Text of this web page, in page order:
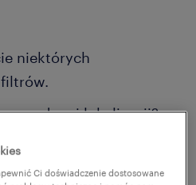
niektórych
w danej lokalizacji?
Ci doświadczenie dostosowane